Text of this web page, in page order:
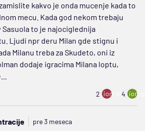
kakvo je onda mucenje kada to
mecu. Kada god nekom trebaju
to je najociglednija
Ljudi npr deru Milan gde stignu i
Milanu treba za Skudeto, oni iz
dodaje igracima Milana loptu,
2 ion:minus
4
pre 3 meseca